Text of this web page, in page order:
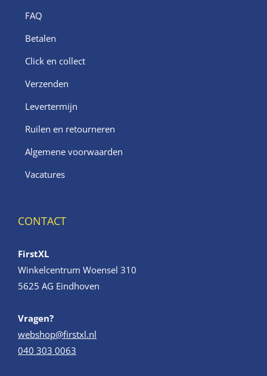
FAQ
Betalen
Click en collect
Verzenden
Levertermijn
Ruilen en retourneren
Algemene voorwaarden
Vacatures
CONTACT
FirstXL
Winkelcentrum Woensel 310
5625 AG Eindhoven
Vragen?
webshop@firstxl.nl
040 303 0063